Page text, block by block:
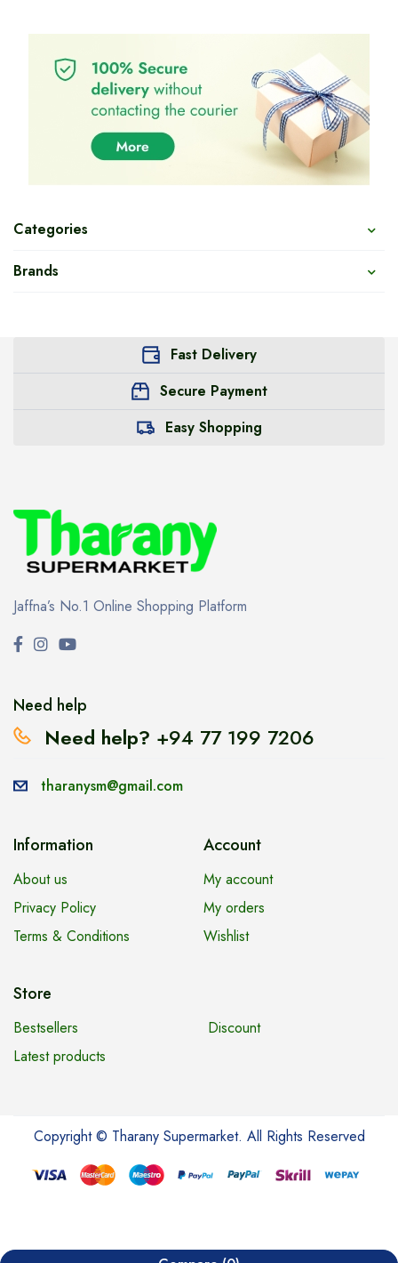
Categories
Brands
Fast Delivery
Secure Payment
Easy Shopping
Jaffna’s No.1 Online Shopping Platform
Need help
Need help? +94 77 199 7206
tharanysm@gmail.com
Information
About us
Privacy Policy
Terms & Conditions
Account
My account
My orders
Wishlist
Store
Bestsellers
Discount
Latest products
Copyright © Tharany Supermarket. All Rights Reserved